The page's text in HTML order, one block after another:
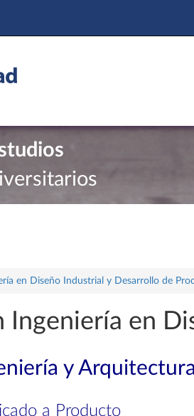
en Diseño Industrial y Desarrollo de
Ingeniería en
y Arquitectura
a Producto